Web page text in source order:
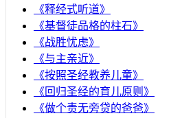
《释经式听道》
《基督徒品格的柱石》
《战胜忧虑》
《与主亲近》
《按照圣经教养儿童》
《回归圣经的育儿原则》
《做个责无旁贷的爸爸》